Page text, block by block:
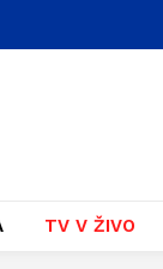
TV V ŽIVO